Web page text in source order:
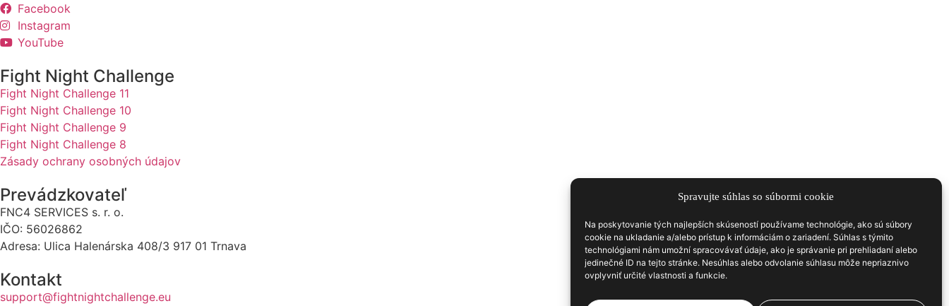
Spravujte súhlas so súbormi cookie
Na poskytovanie tých najlepších skúseností používame technológie, ako sú súbory
cookie na ukladanie a/alebo prístup k informáciám o zariadení. Súhlas s týmito
technológiami nám umožní spracovávať údaje, ako je správanie pri prehliadaní alebo
jedinečné ID na tejto stránke. Nesúhlas alebo odvolanie súhlasu môže nepriaznivo
ovplyvniť určité vlastnosti a funkcie.
Facebook
Instagram
YouTube
Fight Night Challenge
Fight Night Challenge 11
Fight Night Challenge 10
Fight Night Challenge 9
Fight Night Challenge 8
Zásady ochrany osobných údajov
Prevádzkovateľ
FNC4 SERVICES s. r. o.
IČO: 56026862
Adresa: Ulica Halenárska 408/3 917 01 Trnava
Kontakt
support@fightnightchallenge.eu